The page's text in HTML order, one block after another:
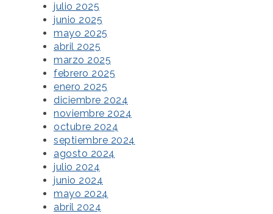
julio 2025
junio 2025
mayo 2025
abril 2025
marzo 2025
febrero 2025
enero 2025
diciembre 2024
noviembre 2024
octubre 2024
septiembre 2024
agosto 2024
julio 2024
junio 2024
mayo 2024
abril 2024